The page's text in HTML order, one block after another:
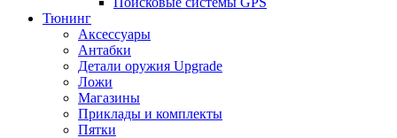
Тюнинг
Аксессуары
Антабки
Детали оружия Upgrade
Ложи
Магазины
Приклады и комплекты
Пятки